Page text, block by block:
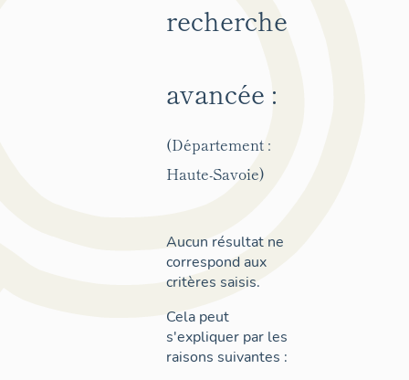
recherche
avancée :
(Département :
Haute-Savoie)
Aucun résultat ne
correspond aux
critères saisis.
Cela peut
s'expliquer par les
raisons suivantes :